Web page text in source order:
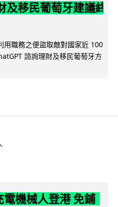
及移民葡萄牙建議終
用職務之便盜取敵對國家近 100
諮詢理財及移民葡萄牙方
機械人登港 免鋪